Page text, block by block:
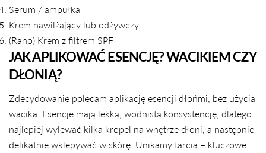
Serum / ampułka
Krem nawilżający lub odżywczy
(Rano) Krem z filtrem SPF
JAK APLIKOWAĆ ESENCJĘ? WACIKIEM CZY
DŁONIĄ?
Zdecydowanie polecam aplikację esencji dłońmi, bez użycia
wacika. Esencje mają lekką, wodnistą konsystencję, dlatego
najlepiej wylewać kilka kropel na wnętrze dłoni, a następnie
delikatnie wklepywać w skórę. Unikamy tarcia – kluczowe